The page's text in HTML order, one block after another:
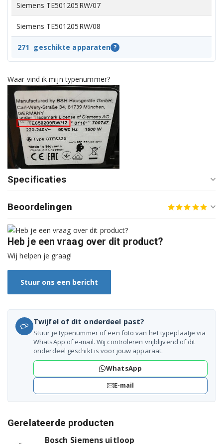
Siemens TE501205RW/07
Siemens TE501205RW/08
Siemens TE501205RW/09
Siemens TE501209RW/05
Siemens TE501209RW/06
Siemens TE501209RW/07
Siemens TE501209RW/08
Siemens TE501505DE/06
Siemens TE501505DE/07
Siemens TE501505DE/08
Siemens TE501505DE/09
Siemens TE501803CN/06
Siemens TE501803CN/07
Siemens TE501803CN/08
Siemens TE502206RW/06
Siemens TE502206RW/07
Siemens TE502206RW/08
271 geschikte apparaten ?
Waar vind ik mijn typenummer?
Specificaties
Beoordelingen
Heb je een vraag over dit product?
Wij helpen je graag!
Stuur ons een bericht
Twijfel of dit onderdeel past?
Stuur je typenummer of een foto van het typeplaatje via
WhatsApp of e-mail. Wij controleren vrijblijvend of dit
onderdeel geschikt is voor jouw apparaat.
WhatsApp
E-mail
Gerelateerde producten
Bosch Siemens uitloop